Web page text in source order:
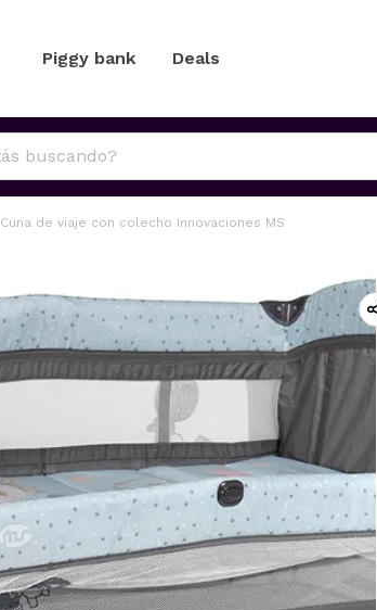
Piggy bank Deals
Cuna de viaje con colecho Innovaciones MS